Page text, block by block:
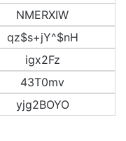
NMERXIW
qz$s+jY^$nH
igx2Fz
43T0mv
yjg2BOYO